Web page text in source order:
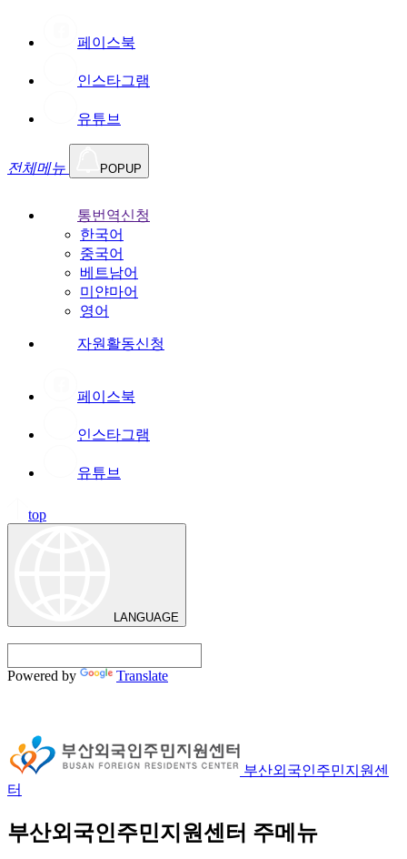
페이스북
인스타그램
유튜브
전체메뉴 POPUP
통번역신청
한국어
중국어
베트남어
미얀마어
영어
자원활동신청
페이스북
인스타그램
유튜브
top
LANGUAGE
Powered by Translate
부산외국인주민지원센
터
부산외국인주민지원센터 주메뉴